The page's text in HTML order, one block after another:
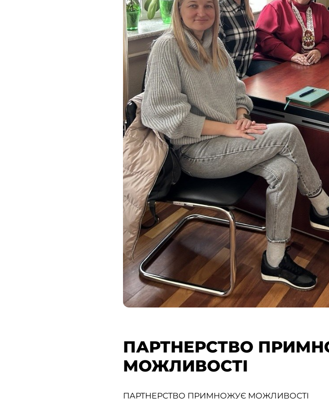
ПАРТНЕРСТВО
МОЖЛИВОСТІ
ПАРТНЕРСТВО ПРИМНОЖУЄ МОЖЛИВОСТІ